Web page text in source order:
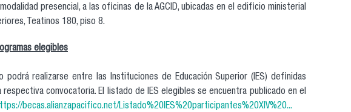
presencial, a las oficinas de la AGCID, ubicadas en el edificio ministerial
Teatinos 180, piso 8.
elegibles
podrá realizarse entre las Instituciones de Educación Superior (IES) definidas
respectiva convocatoria. El listado de IES elegibles se encuentra publicado en el
becas.alianzapacifico.net/Listado%20IES%20participantes%20XIV%20...